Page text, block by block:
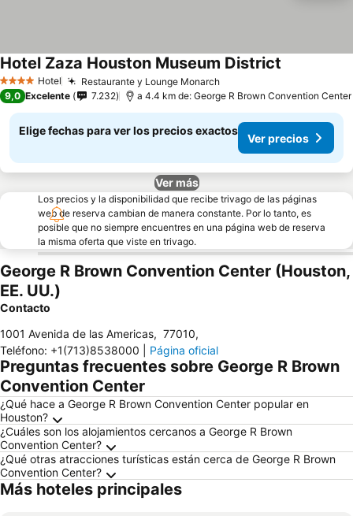
4 EstrellasHotel Restaurante y Lounge Monarch
Hotel Zaza Houston Museum District
9,0 Excelente 7.232 a 4.4 km de: George R Brown Convention Center
Elige fechas para ver los precios exactos
Ver precios
Ver más
Los precios y la disponibilidad que recibe trivago de las páginas
web de reserva cambian de manera constante. Por lo tanto, es
posible que no siempre encuentres en una página web de reserva
la misma oferta que viste en trivago.
George R Brown Convention Center (Houston,
EE. UU.)
Contacto
1001 Avenida de las Americas, 77010,
Teléfono: +1(713)8538000 Página oficial
Preguntas frecuentes sobre George R Brown
Convention Center
¿Qué hace a George R Brown Convention Center popular en
Houston?
¿Cuáles son los alojamientos cercanos a George R Brown
Convention Center?
¿Qué otras atracciones turísticas están cerca de George R Brown
Convention Center?
Más hoteles principales